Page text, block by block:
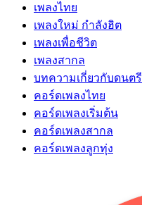
เพลงไทย
เพลงใหม่ กำลังฮิต
เพลงเพื่อชีวิต
เพลงสากล
บทความเกี่ยวกับดนตรี
คอร์ดเพลงไทย
คอร์ดเพลงเริ่มต้น
คอร์ดเพลงสากล
คอร์ดเพลงลูกทุ่ง